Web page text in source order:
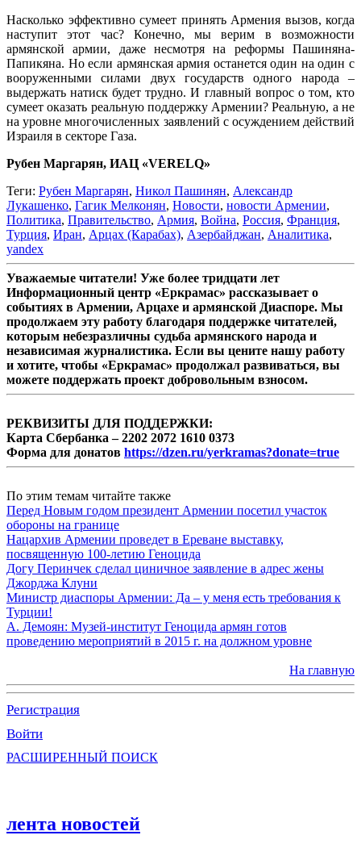
Насколько эффективно сумеет принять Армения вызов, когда
наступит этот час? Конечно, мы верим в возможности
армянской армии, даже несмотря на реформы Пашиняна-
Папикяна. Но если армянская армия останется один на один с
вооруженными силами двух государств одного народа –
выдержать натиск будет трудно. И главный вопрос о том, кто
сумеет оказать реальную поддержку Армении? Реальную, а не
на уровне многочисленных заявлений с осуждением действий
Израиля в секторе Газа.
Рубен Маргарян, ИАЦ «VERELQ»
Теги: Рубен Маргарян, Никол Пашинян, Александр
Лукашенко, Гагик Мелконян, Новости, новости Армении,
Политика, Правительство, Армия, Война, Россия, Франция,
Турция, Иран, Арцах (Карабах), Азербайджан, Аналитика,
yandex
Уважаемые читатели! Уже более тридцати лет
Информационный центр «Еркрамас» рассказывает о
событиях в Армении, Арцахе и армянской Диаспоре. Мы
продолжаем эту работу благодаря поддержке читателей,
которым небезразличны судьба армянского народа и
независимая журналистика. Если вы цените нашу работу
и хотите, чтобы «Еркрамас» продолжал развиваться, вы
можете поддержать проект добровольным взносом.
РЕКВИЗИТЫ ДЛЯ ПОДДЕРЖКИ:
Карта Сбербанка – 2202 2072 1610 0373
Форма для донатов https://dzen.ru/yerkramas?donate=true
По этим темам читайте также
Перед Новым годом президент Армении посетил участок
обороны на границе
Нацархив Армении проведет в Ереване выставку,
посвященную 100-летию Геноцида
Догу Перинчек сделал циничное заявление в адрес жены
Джорджа Клуни
Министр диаспоры Армении: Да – у меня есть требования к
Турции!
А. Демоян: Музей-институт Геноцида армян готов
проведению мероприятий в 2015 г. на должном уровне
На главную
Регистрация
Войти
РАСШИРЕННЫЙ ПОИСК
лента новостей